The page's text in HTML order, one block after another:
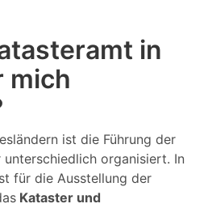
in
mich
ist die Führung der
organisiert. In
für die Ausstellung der
Kataster und